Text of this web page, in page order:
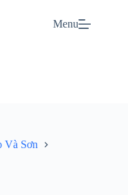
Menu
Và Sơn